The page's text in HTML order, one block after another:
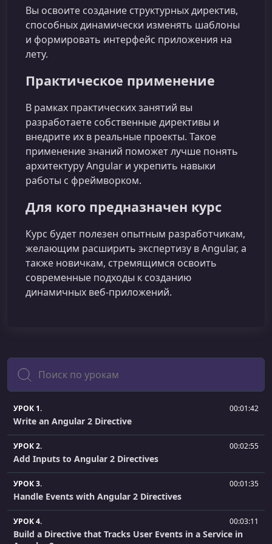
Вы освоите создание структурных директив,
способных динамически изменять шаблоны
и формировать интерфейс приложения на
лету.
Практическое применение
В рамках практических занятий вы
разработаете собственные директивы и
внедрите их в реальные проекты. Такое
применение знаний поможет лучше понять
архитектуру Angular и укрепить навыки
работы с фреймворком.
Для кого предназначен курс
Курс будет полезен опытным разработчикам,
желающим расширить экспертизу в Angular, а
также новичкам, стремящимся освоить
современные подходы к созданию
динамичных веб-приложений.
Поиск
УРОК 1. 00:01:42
Write an Angular 2 Directive
УРОК 2. 00:02:55
Add Inputs to Angular 2 Directives
УРОК 3. 00:01:35
Handle Events with Angular 2 Directives
УРОК 4. 00:03:11
Build a Directive that Tracks User Events in a Service in